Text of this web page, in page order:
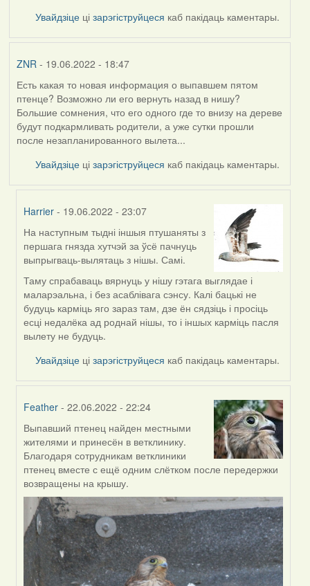
Увайдзіце цізарэгіструйцеся каб пакідаць каментары.
ZNR - 19.06.2022 - 18:47
Есть какая то новая информация о выпавшем пятом
птенце? Возможно ли его вернуть назад в нишу?
Большие сомнения, что его одного где то внизу на дереве
будут подкармливать родители, а уже сутки прошли
после незапланированного вылета...
Увайдзіце цізарэгіструйцеся каб пакідаць каментары.
Harrier - 19.06.2022 - 23:07
In
reply
to
by
ZNR
На наступным тыдні іншыя птушаняты з
першага гнязда хутчэй за ўсё пачнуць
выпрыгваць-вылятаць з нішы. Самі.
Таму спрабаваць вярнуць у нішу гэтага выглядае і
маларэальна, і без асаблівага сэнсу. Калі бацькі не
будуць карміць яго зараз там, дзе ён сядзіць і просіць
есці недалёка ад роднай нішы, то і іншых карміць пасля
вылету не будуць.
Увайдзіце цізарэгіструйцеся каб пакідаць каментары.
Feather - 22.06.2022 - 22:24
In
reply
to
by
ZNR
Выпавший птенец найден местными
жителями и принесён в ветклинику.
Благодаря сотрудникам ветклиники
птенец вместе с ещё одним слётком после передержки
возвращены на крышу.